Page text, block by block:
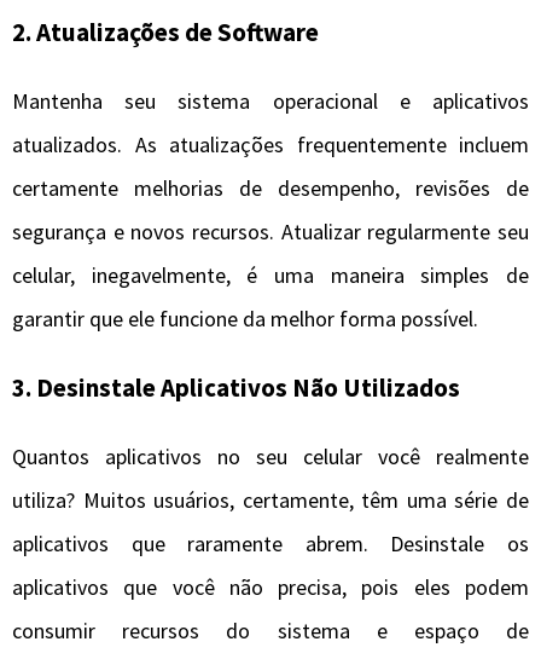
2.Atualizações de Software
Mantenha seu sistema operacional e aplicativos
atualizados. As atualizações frequentemente incluem
certamente melhorias de desempenho, revisões de
segurança e novos recursos. Atualizar regularmente seu
celular, inegavelmente, é uma maneira simples de
garantir que ele funcione da melhor forma possível.
3. Desinstale Aplicativos Não Utilizados
Quantos aplicativos no seu celular você realmente
utiliza? Muitos usuários, certamente, têm uma série de
aplicativos que raramente abrem. Desinstale os
aplicativos que você não precisa, pois eles podem
consumir recursos do sistema e espaço de